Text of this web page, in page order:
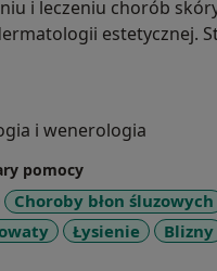
i leczeniu chorób
estetycznej.
na kongresach,
i szkolenia w
codziennej pracy
dotyczącymi włosów,
medycyny estetycznej,
korektą
ust, wolumetrią,
i wenerologia
pomocy
Choroby błon śluzowych
Łysienie Blizny